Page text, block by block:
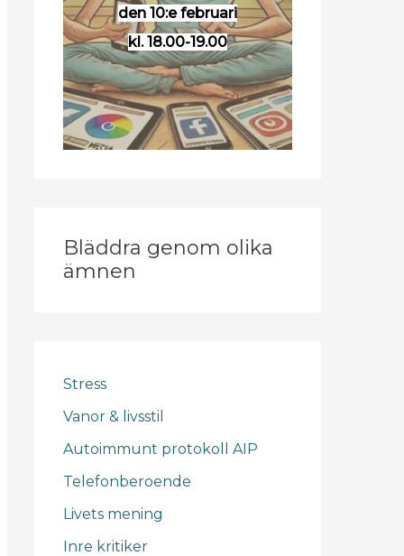
den 10:e februari
kl. 18.00-19.00
Bläddra genom olika
ämnen
Stress
Vanor & livsstil
Autoimmunt protokoll AIP
Telefonberoende
Livets mening
Inre kritiker